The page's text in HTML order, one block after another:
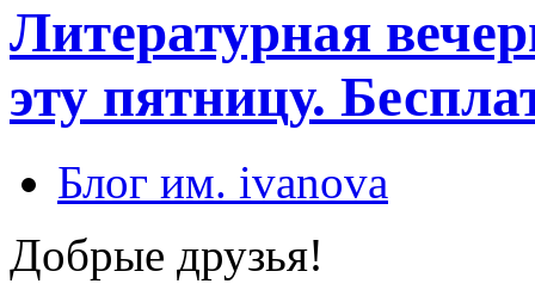
Литературная
эту пятницу.
Блог им. ivanova
Добрые друзья!